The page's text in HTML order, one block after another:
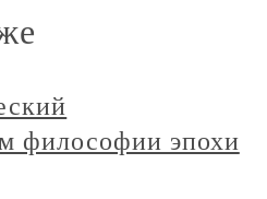
философии эпохи